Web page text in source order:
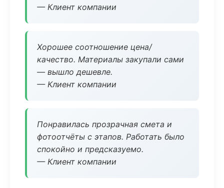
— Клиент компании
Хорошее соотношение цена/
качество. Материалы закупали сами
— вышло дешевле.
— Клиент компании
Понравилась прозрачная смета и
фотоотчёты с этапов. Работать было
спокойно и предсказуемо.
— Клиент компании